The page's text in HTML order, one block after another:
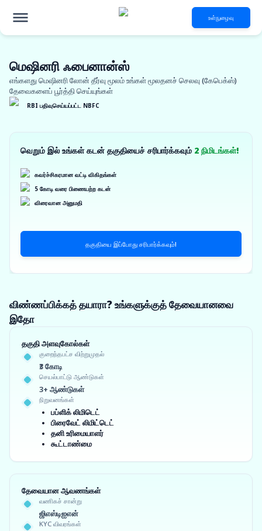
உள்நுழைவு
மெஷினரி ஃபைனான்ஸ்
எங்களது மெஷினரி லோன் தீர்வு மூலம் உங்கள் மூலதனச் செலவு (கேபெக்ஸ்)
தேவைகளைப் பூர்த்தி செய்யுங்கள்
RBI பதிவுசெய்யப்பட்ட NBFC
வெறும் இல் உங்கள் கடன் தகுதியைச் சரிபார்க்கவும் 2 நிமிடங்கள்!
கவர்ச்சிகரமான வட்டி விகிதங்கள்
5 கோடி வரை பிணையற்ற கடன்
விரைவான அனுமதி
தகுதியை இப்போது சரிபார்க்கவும்!
விண்ணப்பிக்கத் தயாரா? உங்களுக்குத் தேவையானவை
இதோ
தகுதி அளவுகோல்கள்
குறைந்தபட்ச விற்றுமுதல்
₹3 கோடி
செயல்பாட்டு ஆண்டுகள்
3+ ஆண்டுகள்
நிறுவனங்கள்
பப்ளிக் லிமிடெட்
பிரைவேட் லிமிட்டெட்
தனி உரிமையாளர்
கூட்டாண்மை
தேவையான ஆவணங்கள்
வணிகச் சான்று
ஜிஎஸ்டிஐஎன்
KYC விவரங்கள்